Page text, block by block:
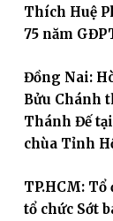
Thích Huệ
75 năm
Đồng Nai:
Bửu Chánh
Thánh Đế
chùa Tỉnh
TP.HCM:
tổ chức Sớt